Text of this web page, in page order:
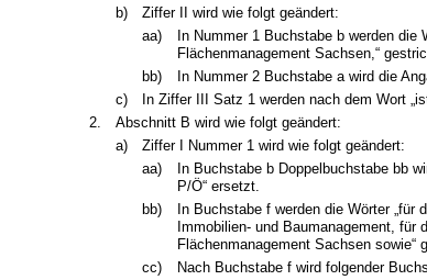
b)
Ziffer II wird wie folgt geändert:
aa)
In Nummer 1 Buchstabe b werden die
Flächenmanagement Sachsen,“
bb)
In Nummer 2 Buchstabe a wird die
c)
In Ziffer III Satz 1 werden nach dem Wort
2.
Abschnitt B wird wie folgt geändert:
a)
Ziffer I Nummer 1 wird wie folgt geändert:
aa)
In Buchstabe b Doppelbuchstabe bb
P/Ö“ ersetzt.
bb)
In Buchstabe f werden die Wörter
Immobilien- und Baumanagement, für
Flächenmanagement Sachsen sowie“
cc)
Nach Buchstabe f wird folgender